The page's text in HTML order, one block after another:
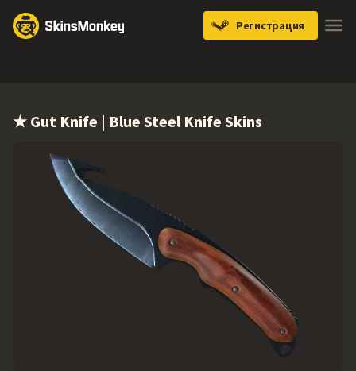
Регистрация
★ Gut Knife | Blue Steel Knife Skins